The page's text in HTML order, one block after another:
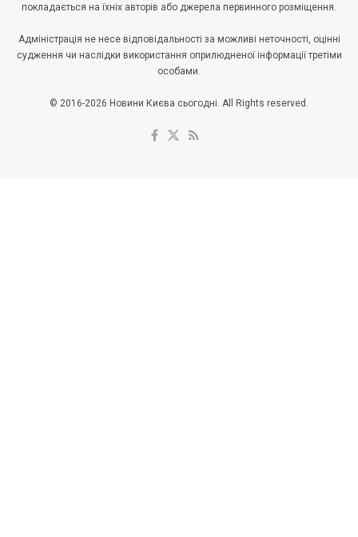
покладається на їхніх авторів або джерела первинного розміщення.
Адміністрація не несе відповідальності за можливі неточності, оцінні
судження чи наслідки використання оприлюдненої інформації третіми
особами.
© 2016-2026 Новини Києва сьогодні. All Rights reserved.